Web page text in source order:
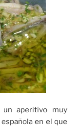
un aperitivo muy
en el que